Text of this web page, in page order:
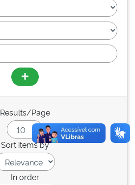
Results/Page
Sort items by
In order